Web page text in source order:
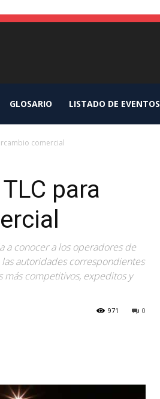
GLOSARIO LISTADO DE EVENTOS
comercial
para
a conocer a los operadores de
autoridades correspondientes
más competitivos, expeditos y
0
971